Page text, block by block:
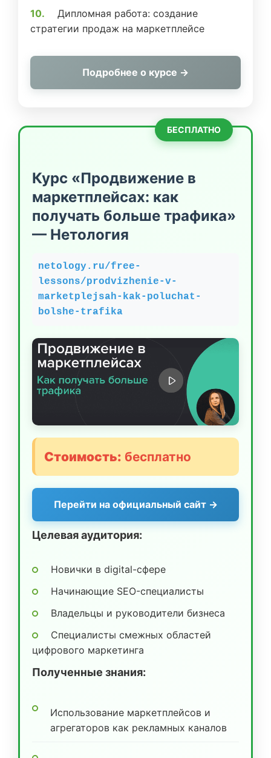
Дипломная работа: создание
стратегии продаж на маркетплейсе
Подробнее о курсе →
БЕСПЛАТНО
Курс «Продвижение в
маркетплейсах: как
получать больше трафика»
— Нетология
netology.ru/free-
lessons/prodvizhenie-v-
marketplejsah-kak-poluchat-
bolshe-trafika
Стоимость: бесплатно
Перейти на официальный сайт →
Целевая аудитория:
Новички в digital-сфере
Начинающие SEO-специалисты
Владельцы и руководители бизнеса
Специалисты смежных областей
цифрового маркетинга
Полученные знания:
Использование маркетплейсов и
агрегаторов как рекламных каналов